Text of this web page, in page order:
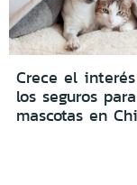
Crece el
los seguros para
mascotas en